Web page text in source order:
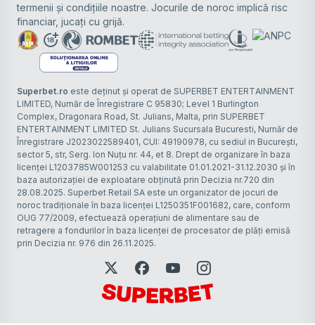
termenii și condițiile noastre. Jocurile de noroc implică risc
financiar, jucați cu grijă.
Superbet.ro este deținut și operat de SUPERBET ENTERTAINMENT
LIMITED, Număr de Înregistrare C 95830; Level 1 Burlington
Complex, Dragonara Road, St. Julians, Malta, prin SUPERBET
ENTERTAINMENT LIMITED St. Julians Sucursala Bucuresti, Număr de
Înregistrare J2023022589401, CUI: 49190978, cu sediul in București,
sector 5, str, Serg. Ion Nuțu nr. 44, et 8. Drept de organizare în baza
licenței L1203785W001253 cu valabilitate 01.01.2021-31.12.2030 și în
baza autorizației de exploatare obținută prin Decizia nr.720 din
28.08.2025. Superbet Retail SA este un organizator de jocuri de
noroc tradiţionale în baza licenței L1250351F001682, care, conform
OUG 77/2009, efectuează operaţiuni de alimentare sau de
retragere a fondurilor în baza licenței de procesator de plăți emisă
prin Decizia nr. 976 din 26.11.2025.